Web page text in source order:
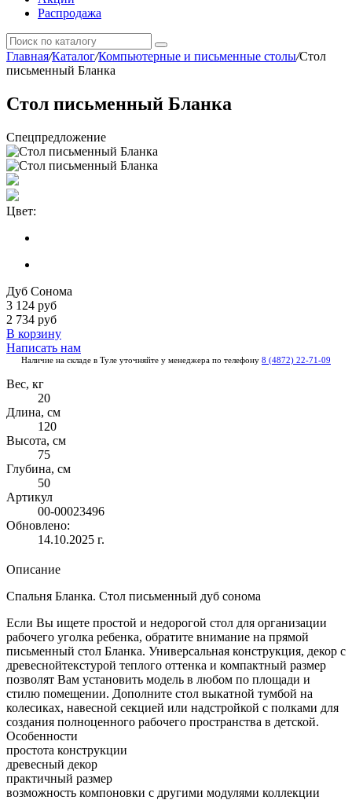
Распродажа
Главная/Каталог/Компьютерные и письменные столы/Стол
письменный Бланка
Стол письменный Бланка
Спецпредложение
Цвет:
Дуб Сонома
3 124 руб
2 734 руб
В корзину
Написать нам
Наличие на складе в Туле уточняйте у менеджера по телефону 8 (4872) 22-71-09
Вес, кг
20
Длина, см
120
Высота, см
75
Глубина, см
50
Артикул
00-00023496
Обновлено:
14.10.2025 г.
Описание
Спальня Бланка. Стол письменный дуб сонома
Если Вы ищете простой и недорогой стол для организации
рабочего уголка ребенка, обратите внимание на прямой
письменный стол Бланка. Универсальная конструкция, декор с
древеснойтекстурой теплого оттенка и компактный размер
позволят Вам установить модель в любом по площади и
стилю помещении. Дополните стол выкатной тумбой на
колесиках, навесной секцией или надстройкой с полками для
создания полноценного рабочего пространства в детской.
Особенности
простота конструкции
древесный декор
практичный размер
возможность компоновки с другими модулями коллекции